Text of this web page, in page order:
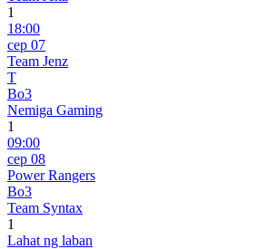
1
18:00
сер 07
Team Jenz
T
Bo3
Nemiga Gaming
1
09:00
сер 08
Power Rangers
Bo3
Team Syntax
1
Lahat ng laban